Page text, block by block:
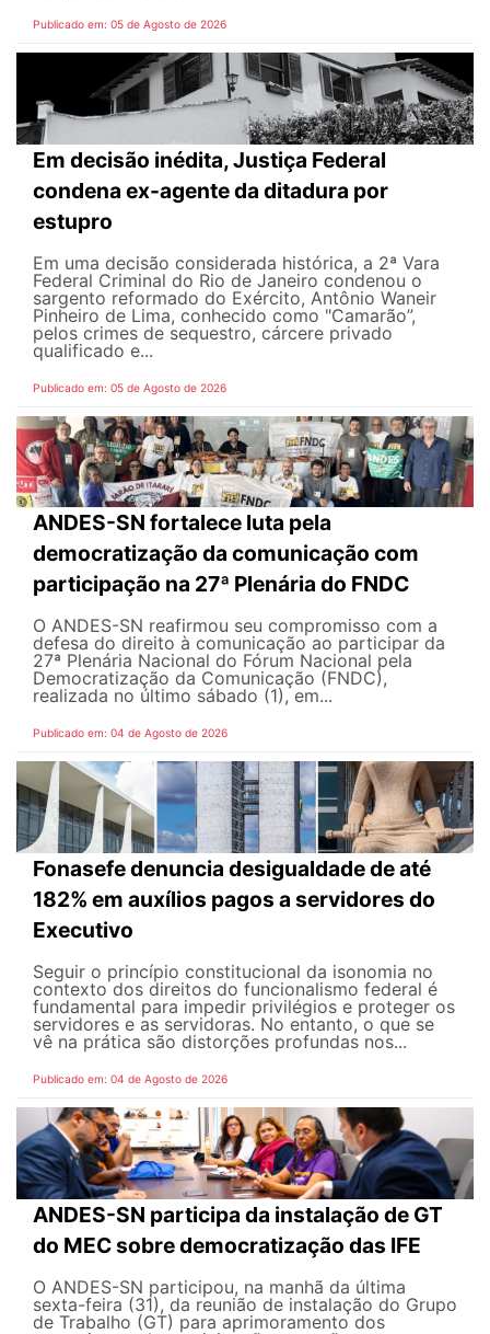
Publicado em: 05 de Agosto de 2026
Em decisão inédita, Justiça Federal
condena ex-agente da ditadura por
estupro
Em uma decisão considerada histórica, a 2ª Vara
Federal Criminal do Rio de Janeiro condenou o
sargento reformado do Exército, Antônio Waneir
Pinheiro de Lima, conhecido como "Camarão”,
pelos crimes de sequestro, cárcere privado
qualificado e...
Publicado em: 05 de Agosto de 2026
ANDES-SN fortalece luta pela
democratização da comunicação com
participação na 27ª Plenária do FNDC
O ANDES-SN reafirmou seu compromisso com a
defesa do direito à comunicação ao participar da
27ª Plenária Nacional do Fórum Nacional pela
Democratização da Comunicação (FNDC),
realizada no último sábado (1), em...
Publicado em: 04 de Agosto de 2026
Fonasefe denuncia desigualdade de até
182% em auxílios pagos a servidores do
Executivo
Seguir o princípio constitucional da isonomia no
contexto dos direitos do funcionalismo federal é
fundamental para impedir privilégios e proteger os
servidores e as servidoras. No entanto, o que se
vê na prática são distorções profundas nos...
Publicado em: 04 de Agosto de 2026
ANDES-SN participa da instalação de GT
do MEC sobre democratização das IFE
O ANDES-SN participou, na manhã da última
sexta-feira (31), da reunião de instalação do Grupo
de Trabalho (GT) para aprimoramento dos